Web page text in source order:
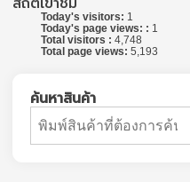
Today's visitors: 1
Today's page views: : 1
Total visitors : 4,748
Total page views: 5,193
ค้นหาสินค้า